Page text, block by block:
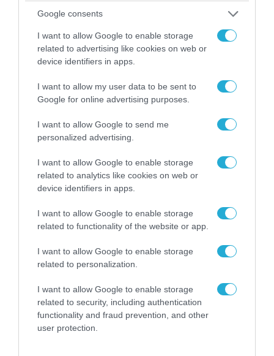
Google consents
I want to allow Google to enable storage
related to advertising like cookies on web or
device identifiers in apps.
I want to allow my user data to be sent to
Google for online advertising purposes.
I want to allow Google to send me
personalized advertising.
I want to allow Google to enable storage
related to analytics like cookies on web or
device identifiers in apps.
I want to allow Google to enable storage
related to functionality of the website or app.
I want to allow Google to enable storage
related to personalization.
I want to allow Google to enable storage
related to security, including authentication
functionality and fraud prevention, and other
user protection.
04.08.2026 | 15:02
υπουργό Ι.Βαρβιτσιώτη (φωτο)
04.08.2026 | 13:02
Η ανακοίνωση του Πανελλήνιου Σωματείου
Πυροσβεστών για την δημοσιογράφο του OPEN